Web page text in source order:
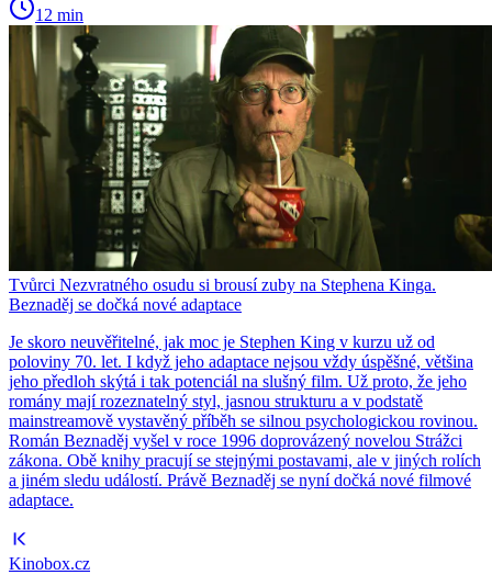
12 min
Tvůrci Nezvratného osudu si brousí zuby na Stephena Kinga.
Beznaděj se dočká nové adaptace
Je skoro neuvěřitelné, jak moc je Stephen King v kurzu už od
poloviny 70. let. I když jeho adaptace nejsou vždy úspěšné, většina
jeho předloh skýtá i tak potenciál na slušný film. Už proto, že jeho
romány mají rozeznatelný styl, jasnou strukturu a v podstatě
mainstreamově vystavěný příběh se silnou psychologickou rovinou.
Román Beznaděj vyšel v roce 1996 doprovázený novelou Strážci
zákona. Obě knihy pracují se stejnými postavami, ale v jiných rolích
a jiném sledu událostí. Právě Beznaděj se nyní dočká nové filmové
adaptace.
Kinobox.cz